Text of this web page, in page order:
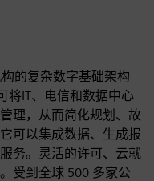
的复杂数字基础架构
将IT、电信和数据中心
理，从而简化规划、故
可以集成数据、生成报
务。灵活的许可、云就
受到全球 500 多家公